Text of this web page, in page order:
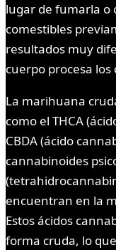
lugar de fumarla o
comestibles
resultados muy
cuerpo procesa
La marihuana
como el THCA
CBDA (ácido
cannabinoides
encuentran en la
Estos ácidos
forma cruda, lo